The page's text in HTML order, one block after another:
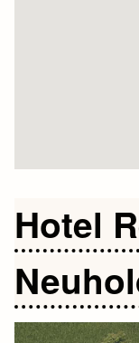
Hotel